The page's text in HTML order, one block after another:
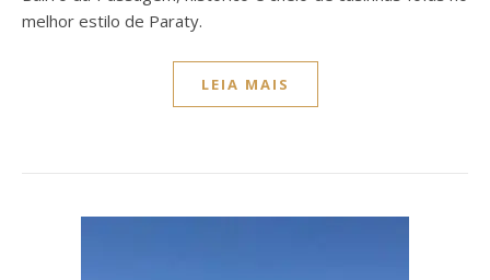
melhor estilo de Paraty.
LEIA MAIS